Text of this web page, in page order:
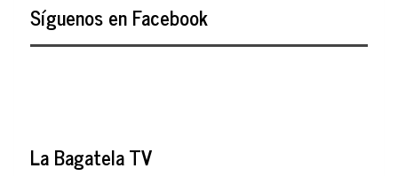
Síguenos en Facebook
La Bagatela TV